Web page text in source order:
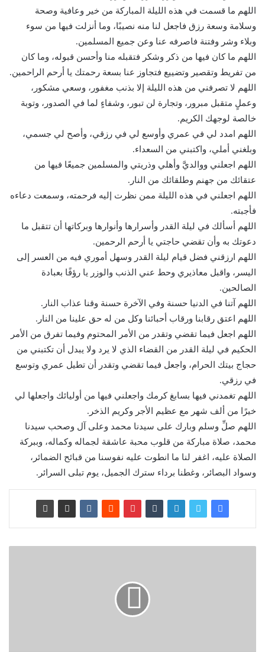
اللهم ما قسمت في هذه الليلة المباركة من خير وعافية وصحة
وسلامة وسعة رزق فاجعل لنا منه نصيبًا، وما أنزلت فيها من سوء
وبلاء وشر وفتنة فاصرفه عنا وعن جميع المسلمين.
اللهم ما كان فيها من ذكر وشكر فتقبله منا وأحسن قبوله، وما كان
من تفريط وتقصير وتضييع فتجاوز عنا بسعة رحمتك يا أرحم الراحمين.
اللهم لا تصرفني من هذه الليلة إلا بذنب مغفور، وسعي مشكور،
وعملٍ متقبل مبرور، وتجارة لن تبور، وشفاءٍ لما في الصدور، وتوبة
خالصة لوجهك الكريم.
اللهم امدد لي في عمري وأوسع لي في رزقي، وأصح لي جسمي،
وبلغني أملي، واكتبني من السعداء.
اللهم اجعلني ووالديَّ وأهلي وذريتي والمسلمين جميعًا فيها من
عتقائك من جهنم وطلقائك من النار.
اللهم اجعلني في هذه الليلة ممن نظرت إليه فرحمته، وسمعت دعاءه
فأجبته.
اللهم أسألك في ليلة القدر وأسرارها وأنوارها وبركاتها أن تتقبل ما
دعوتك به وأن تقضي حاجتي يا أرحم الرحمين.
اللهم ارزقني فضل قيام ليلة القدر وسهل أموري فيه من العسر إلى
اليسر، واقبل معاذيري وحط عني الذنب والوزر يا رؤفًا بعبادة
الصالحين.
اللهم آتنا في الدنيا حسنة وفي الآخرة حسنة وقنا عذاب النار.
اللهم اعتق رقابنا ورقاب أحبائنا وكل من له حق علينا من النار.
اللهم اجعل فيما تقضي وتقدر من الأمر المحتوم وفيما تفرق من الأمر
الحكيم في ليلة القدر من القضاء الذي لا يرد ولا يبدل أن تكتبني من
حجاج بيتك الحرام، واجعل فيما تقضي وتقدر أن تطيل عمري وتوسع
في رزقي.
اللهم تغمدني فيها بسابغ كرمك واجعلني فيها من أوليائك واجعلها لي
خيرًا من ألف شهر مع عظيم الأجر وكريم الذخر.
اللهم صلِّ وسلم وبارك على سيدنا محمد وعلى آل وصحب سيدنا
محمد، صلاة مباركة من قلوب محبة عاشقة لجماله وكماله، وببركة
الصلاة عليه، اغفر لنا ما انطوت عليه نفوسنا من قبائح الضمائر،
وسواد البصائر، وغطنا برداء سترك الجميل، يوم تبلى السرائر.